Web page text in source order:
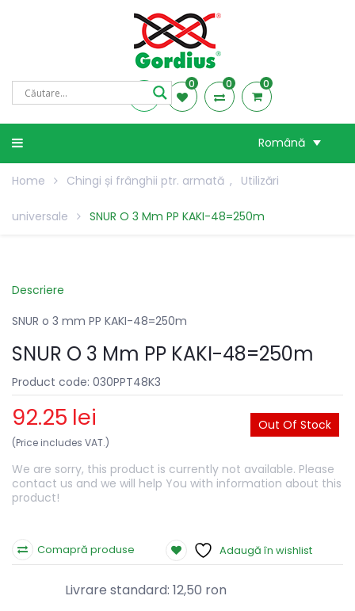
0 0 0
Română
Home Chingi și frânghii ptr. armată , Utilizări
universale SNUR O 3 Mm PP KAKI-48=250m
Descriere
SNUR o 3 mm PP KAKI-48=250m
SNUR O 3 Mm PP KAKI-48=250m
Product code: 030PPT48K3
92.25 lei
(Price includes VAT.)
Out Of Stock
We are sorry, this product is currently not available. Please
contact us and we will help You with information about this
product!
Comapră produse Adaugă în wishlist
Livrare standard: 12,50 ron